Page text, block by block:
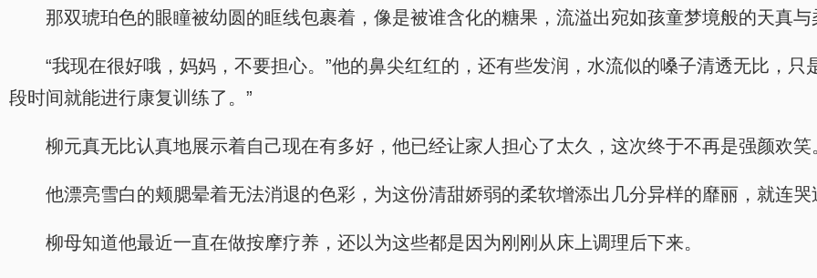
那双琥珀色的眼瞳被幼圆的眶线包裹着，像是被谁含化的糖果，流溢出宛如孩童梦境般的天真与
“我现在很好哦，妈妈，不要担心。”他的鼻尖红红的，还有些发润，水流似的嗓子清透无比，
段时间就能进行康复训练了。”
柳元真无比认真地展示着自己现在有多好，他已经让家人担心了太久，这次终于不再是强颜欢笑
他漂亮雪白的颊腮晕着无法消退的色彩，为这份清甜娇弱的柔软增添出几分异样的靡丽，就连哭
柳母知道他最近一直在做按摩疗养，还以为这些都是因为刚刚从床上调理后下来。